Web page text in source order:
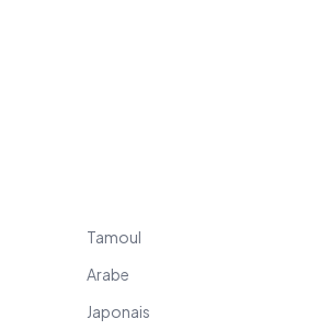
Tamoul
Arabe
Japonais